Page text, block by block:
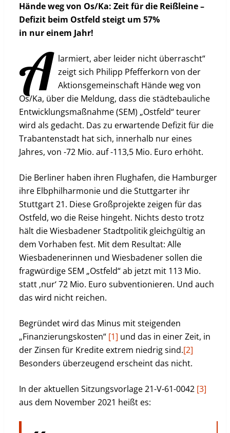
Hände weg von Os/Ka: Zeit für die Reißleine –
Defizit beim Ostfeld steigt um 57%
in nur einem Jahr!
A larmiert, aber leider nicht überrascht“
zeigt sich Philipp Pfefferkorn von der
Aktionsgemeinschaft Hände weg von
Os/Ka, über die Meldung, dass die städtebauliche
Entwicklungsmaßnahme (SEM) „Ostfeld“ teurer
wird als gedacht. Das zu erwartende Defizit für die
Trabantenstadt hat sich, innerhalb nur eines
Jahres, von -72 Mio. auf -113,5 Mio. Euro erhöht.
Die Berliner haben ihren Flughafen, die Hamburger
ihre Elbphilharmonie und die Stuttgarter ihr
Stuttgart 21. Diese Großprojekte zeigen für das
Ostfeld, wo die Reise hingeht. Nichts desto trotz
hält die Wiesbadener Stadtpolitik gleichgültig an
dem Vorhaben fest. Mit dem Resultat: Alle
Wiesbadenerinnen und Wiesbadener sollen die
fragwürdige SEM „Ostfeld“ ab jetzt mit 113 Mio.
statt ‚nur‘ 72 Mio. Euro subventionieren. Und auch
das wird nicht reichen.
Begründet wird das Minus mit steigenden
„Finanzierungskosten“ [1] und das in einer Zeit, in
der Zinsen für Kredite extrem niedrig sind.[2]
Besonders überzeugend erscheint das nicht.
In der aktuellen Sitzungsvorlage 21-V-61-0042 [3]
aus dem November 2021 heißt es: